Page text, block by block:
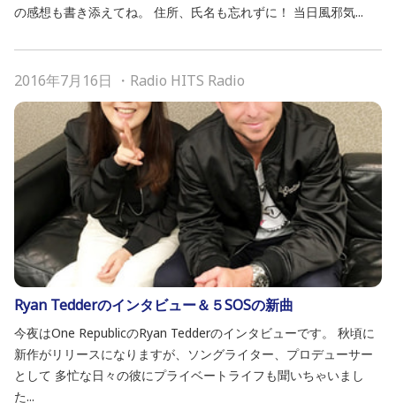
の感想も書き添えてね。 住所、氏名も忘れずに！ 当日風邪気...
2016年7月16日 ・ Radio HITS Radio
Ryan Tedderのインタビュー＆５SOSの新曲
今夜はOne RepublicのRyan Tedderのインタビューです。 秋頃に
新作がリリースになりますが、ソングライター、プロデューサー
として 多忙な日々の彼にプライベートライフも聞いちゃいまし
た...